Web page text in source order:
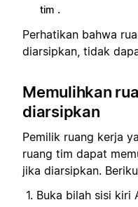
tim .
Perhatikan bahwa
diarsipkan, tidak
Memulihkan
diarsipkan
Pemilik ruang kerja
ruang tim dapat
jika diarsipkan.
Buka bilah sisi kiri